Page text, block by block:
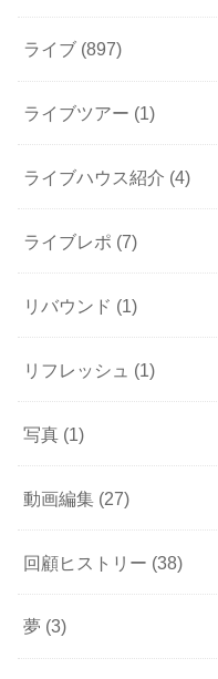
ライブ (897)
ライブツアー (1)
ライブハウス紹介 (4)
ライブレポ (7)
リバウンド (1)
リフレッシュ (1)
写真 (1)
動画編集 (27)
回顧ヒストリー (38)
夢 (3)